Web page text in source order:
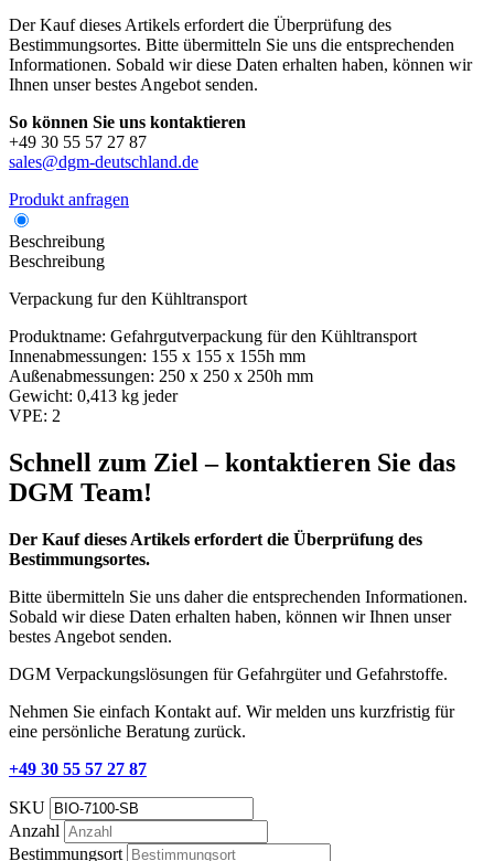
Der Kauf dieses Artikels erfordert die Überprüfung des
Bestimmungsortes. Bitte übermitteln Sie uns die entsprechenden
Informationen. Sobald wir diese Daten erhalten haben, können wir
Ihnen unser bestes Angebot senden.
So können Sie uns kontaktieren
+49 30 55 57 27 87
sales@dgm-deutschland.de
Produkt anfragen
Beschreibung
Beschreibung
Verpackung fur den Kühltransport
Produktname: Gefahrgutverpackung für den Kühltransport
Innenabmessungen: 155 x 155 x 155h mm
Außenabmessungen: 250 x 250 x 250h mm
Gewicht: 0,413 kg jeder
VPE: 2
Schnell zum Ziel – kontaktieren Sie das
DGM Team!
Der Kauf dieses Artikels erfordert die Überprüfung des
Bestimmungsortes.
Bitte übermitteln Sie uns daher die entsprechenden Informationen.
Sobald wir diese Daten erhalten haben, können wir Ihnen unser
bestes Angebot senden.
DGM Verpackungslösungen für Gefahrgüter und Gefahrstoffe.
Nehmen Sie einfach Kontakt auf. Wir melden uns kurzfristig für
eine persönliche Beratung zurück.
+49 30 55 57 27 87
SKU
Anzahl
Bestimmungsort